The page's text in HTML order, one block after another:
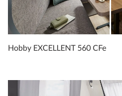
Hobby EXCELLENT 560 CFe